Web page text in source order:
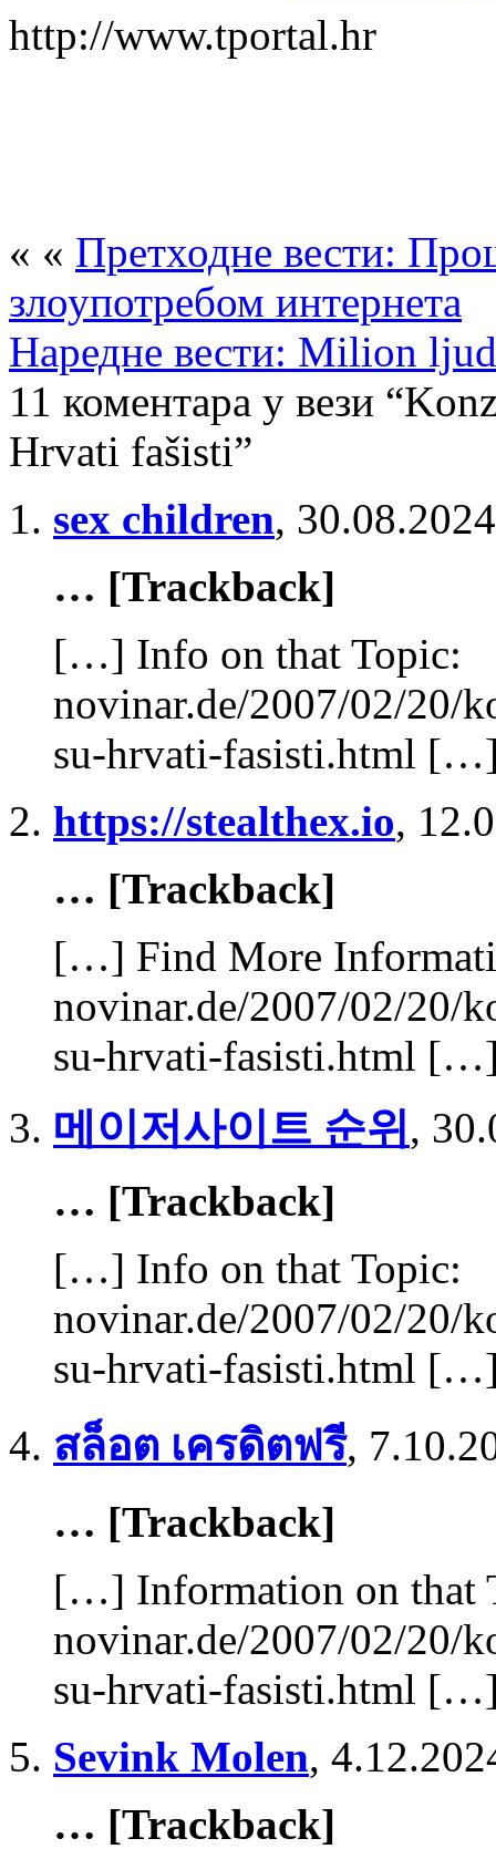
http://www.tportal.hr
« « Претходне вести:
злоупотребом интернета
Наредне вести: Milion
11 коментара у вези
Hrvati fašisti”
sex children,
… [Trackback]
[…] Info on that Topic:
novinar.de/2007/02/20/
su-hrvati-fasisti.html
https://stealthex.io,
… [Trackback]
[…] Find More
novinar.de/2007/02/20/
su-hrvati-fasisti.html
메이저사이트 순위,
… [Trackback]
[…] Info on that Topic:
novinar.de/2007/02/20/
su-hrvati-fasisti.html
สล็อต เครดิตฟรี,
… [Trackback]
[…] Information on that
novinar.de/2007/02/20/
su-hrvati-fasisti.html
Sevink Molen,
… [Trackback]